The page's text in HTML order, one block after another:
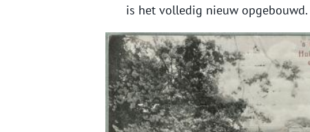
is het volledig nieuw opgebouwd.